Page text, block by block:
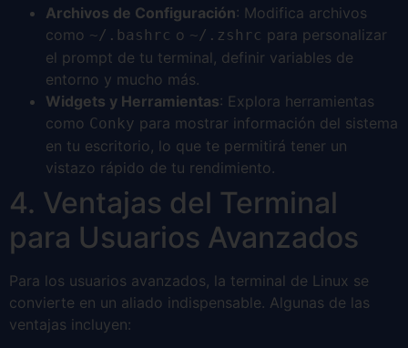
Archivos de Configuración: Modifica archivos
como ~/.bashrc o ~/.zshrc para personalizar
el prompt de tu terminal, definir variables de
entorno y mucho más.
Widgets y Herramientas: Explora herramientas
como Conky para mostrar información del sistema
en tu escritorio, lo que te permitirá tener un
vistazo rápido de tu rendimiento.
4. Ventajas del Terminal
para Usuarios Avanzados
Para los usuarios avanzados, la terminal de Linux se
convierte en un aliado indispensable. Algunas de las
ventajas incluyen: